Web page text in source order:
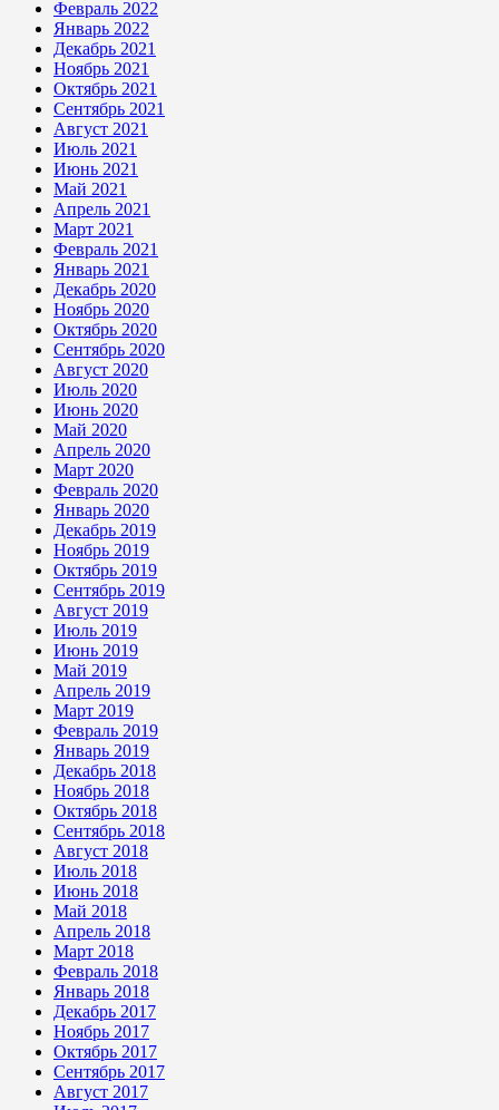
Февраль 2022
Январь 2022
Декабрь 2021
Ноябрь 2021
Октябрь 2021
Сентябрь 2021
Август 2021
Июль 2021
Июнь 2021
Май 2021
Апрель 2021
Март 2021
Февраль 2021
Январь 2021
Декабрь 2020
Ноябрь 2020
Октябрь 2020
Сентябрь 2020
Август 2020
Июль 2020
Июнь 2020
Май 2020
Апрель 2020
Март 2020
Февраль 2020
Январь 2020
Декабрь 2019
Ноябрь 2019
Октябрь 2019
Сентябрь 2019
Август 2019
Июль 2019
Июнь 2019
Май 2019
Апрель 2019
Март 2019
Февраль 2019
Январь 2019
Декабрь 2018
Ноябрь 2018
Октябрь 2018
Сентябрь 2018
Август 2018
Июль 2018
Июнь 2018
Май 2018
Апрель 2018
Март 2018
Февраль 2018
Январь 2018
Декабрь 2017
Ноябрь 2017
Октябрь 2017
Сентябрь 2017
Август 2017